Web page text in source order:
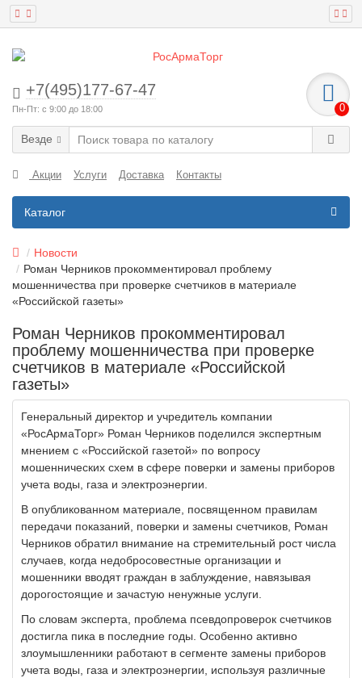
+7(495)177-67-47
Пн-Пт: с 9:00 до 18:00 0
Везде
Акции Услуги Доставка Контакты
Каталог
Новости
Роман Черников прокомментировал проблему
мошенничества при проверке счетчиков в материале
«Российской газеты»
Роман Черников прокомментировал
проблему мошенничества при проверке
счетчиков в материале «Российской
газеты»
Генеральный директор и учредитель компании
«РосАрмаТорг» Роман Черников поделился экспертным
мнением с «Российской газетой» по вопросу
мошеннических схем в сфере поверки и замены приборов
учета воды, газа и электроэнергии.
В опубликованном материале, посвященном правилам
передачи показаний, поверки и замены счетчиков, Роман
Черников обратил внимание на стремительный рост числа
случаев, когда недобросовестные организации и
мошенники вводят граждан в заблуждение, навязывая
дорогостоящие и зачастую ненужные услуги.
По словам эксперта, проблема псевдопроверок счетчиков
достигла пика в последние годы. Особенно активно
злоумышленники работают в сегменте замены приборов
учета воды, газа и электроэнергии, используя различные